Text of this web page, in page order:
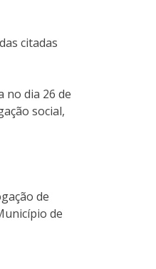
citadas
no dia 26 de
social,
de
de